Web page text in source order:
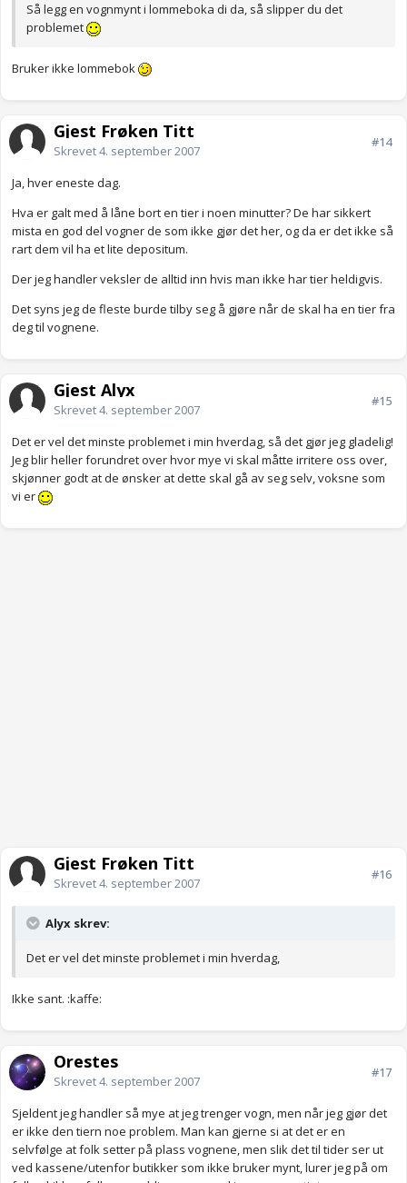
Så legg en vognmynt i lommeboka di da, så slipper du det
problemet
Bruker ikke lommebok
Gjest Frøken Titt
Skrevet4. september 2007
#14
Ja, hver eneste dag.
Hva er galt med å låne bort en tier i noen minutter? De har sikkert
mista en god del vogner de som ikke gjør det her, og da er det ikke så
rart dem vil ha et lite depositum.
Der jeg handler veksler de alltid inn hvis man ikke har tier heldigvis.
Det syns jeg de fleste burde tilby seg å gjøre når de skal ha en tier fra
deg til vognene.
Gjest Alyx
Skrevet4. september 2007
#15
Det er vel det minste problemet i min hverdag, så det gjør jeg gladelig!
Jeg blir heller forundret over hvor mye vi skal måtte irritere oss over,
skjønner godt at de ønsker at dette skal gå av seg selv, voksne som
vi er
Gjest Frøken Titt
Skrevet4. september 2007
#16
Alyx skrev:
Det er vel det minste problemet i min hverdag,
Ikke sant. :kaffe:
Orestes
Skrevet4. september 2007
#17
Sjeldent jeg handler så mye at jeg trenger vogn, men når jeg gjør det
er ikke den tiern noe problem. Man kan gjerne si at det er en
selvfølge at folk setter på plass vognene, men slik det til tider ser ut
ved kassene/utenfor butikker som ikke bruker mynt, lurer jeg på om